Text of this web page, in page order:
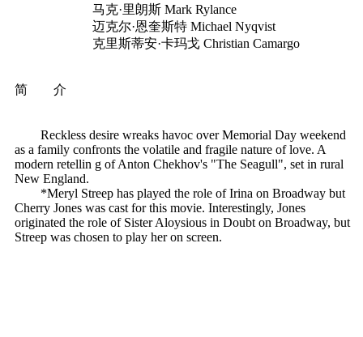
马克·里朗斯 Mark Rylance
迈克尔·恩奎斯特 Michael Nyqvist
克里斯蒂安·卡玛戈 Christian Camargo
简 介
Reckless desire wreaks havoc over Memorial Day weekend
as a family confronts the volatile and fragile nature of love. A
modern retellin g of Anton Chekhov's "The Seagull", set in rural
New England.
*Meryl Streep has played the role of Irina on Broadway but
Cherry Jones was cast for this movie. Interestingly, Jones
originated the role of Sister Aloysious in Doubt on Broadway, but
Streep was chosen to play her on screen.